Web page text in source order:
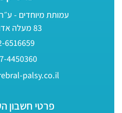
עמותת מיוחדים - ע״ר
83 מעלה אדומים
6516659
4450360
palsy.co.il
פרטי חשבון